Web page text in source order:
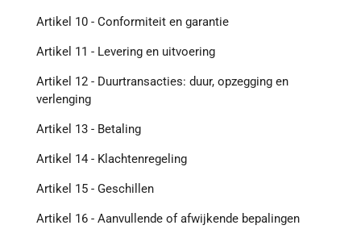
Artikel 10 - Conformiteit en garantie
Artikel 11 - Levering en uitvoering
Artikel 12 - Duurtransacties: duur, opzegging en
verlenging
Artikel 13 - Betaling
Artikel 14 - Klachtenregeling
Artikel 15 - Geschillen
Artikel 16 - Aanvullende of afwijkende bepalingen